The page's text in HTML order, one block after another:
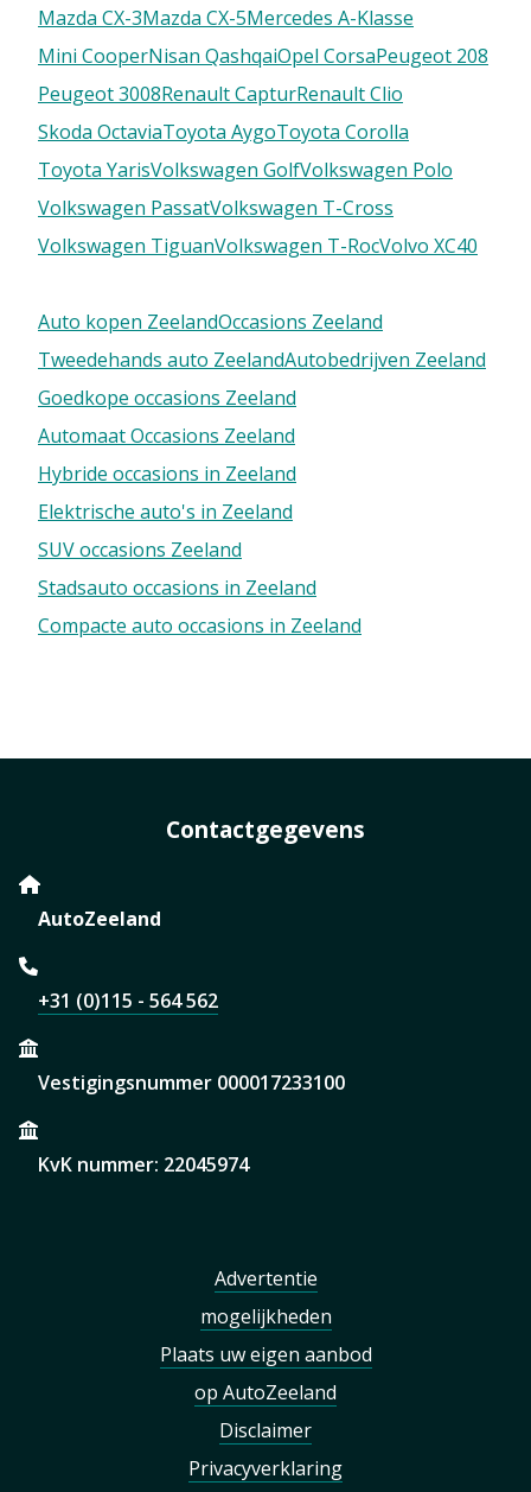
Mazda CX-3Mazda CX-5Mercedes A-Klasse
Mini CooperNisan QashqaiOpel CorsaPeugeot 208
Peugeot 3008Renault CapturRenault Clio
Skoda OctaviaToyota AygoToyota Corolla
Toyota YarisVolkswagen GolfVolkswagen Polo
Volkswagen PassatVolkswagen T-Cross
Volkswagen TiguanVolkswagen T-RocVolvo XC40
Auto kopen ZeelandOccasions Zeeland
Tweedehands auto ZeelandAutobedrijven Zeeland
Goedkope occasions Zeeland
Automaat Occasions Zeeland
Hybride occasions in Zeeland
Elektrische auto's in Zeeland
SUV occasions Zeeland
Stadsauto occasions in Zeeland
Compacte auto occasions in Zeeland
Contactgegevens
AutoZeeland
+31 (0)115 - 564 562
Vestigingsnummer 000017233100
KvK nummer: 22045974
Advertentie
mogelijkheden
Plaats uw eigen aanbod
op AutoZeeland
Disclaimer
Privacyverklaring